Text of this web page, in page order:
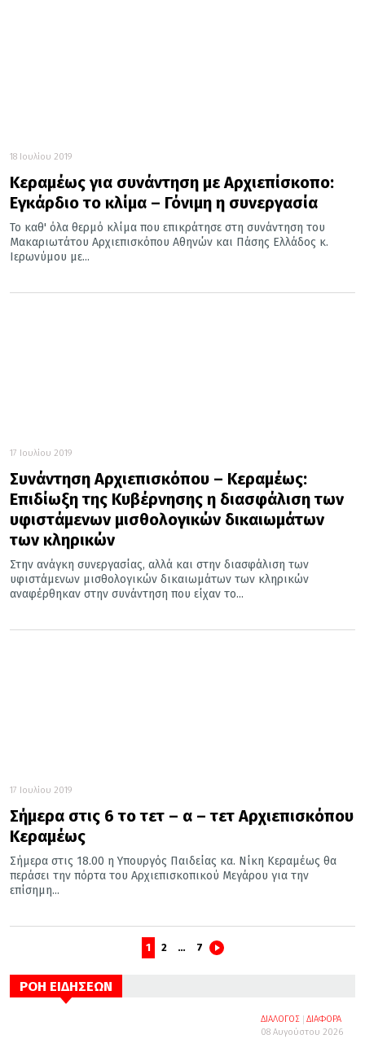
18 Ιουλίου 2019
Κεραμέως για συνάντηση με Αρχιεπίσκοπο:
Εγκάρδιο το κλίμα – Γόνιμη η συνεργασία
Το καθ' όλα θερμό κλίμα που επικράτησε στη συνάντηση του
Μακαριωτάτου Αρχιεπισκόπου Αθηνών και Πάσης Ελλάδος κ.
Ιερωνύμου με...
17 Ιουλίου 2019
Συνάντηση Αρχιεπισκόπου – Κεραμέως:
Επιδίωξη της Κυβέρνησης η διασφάλιση των
υφιστάμενων μισθολογικών δικαιωμάτων
των κληρικών
Στην ανάγκη συνεργασίας, αλλά και στην διασφάλιση των
υφιστάμενων μισθολογικών δικαιωμάτων των κληρικών
αναφέρθηκαν στην συνάντηση που είχαν το...
17 Ιουλίου 2019
Σήμερα στις 6 το τετ – α – τετ Αρχιεπισκόπου
Κεραμέως
Σήμερα στις 18.00 η Υπουργός Παιδείας κα. Νίκη Κεραμέως θα
περάσει την πόρτα του Αρχιεπισκοπικού Μεγάρου για την
επίσημη...
1 2 … 7
ΡΟΗ ΕΙΔΗΣΕΩΝ
ΔΙΑΛΟΓΟΣ
ΔΙΑΦΟΡΑ
08 Αυγούστου 2026